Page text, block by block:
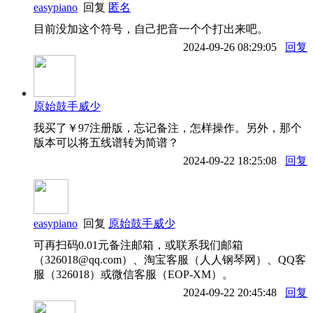
easypiano 回复 匿名
目前没加这个符号，自己把音一个个打出来吧。
2024-09-26 08:29:05
回复
原始鼓手威少
我买了￥97注册版，忘记备注，怎样操作。另外，那个
版本可以将五线谱转为简谱？
2024-09-22 18:25:08
回复
easypiano 回复 原始鼓手威少
可再扫码0.01元备注邮箱，或联系我们邮箱
（326018@qq.com）、淘宝客服（人人钢琴网）、QQ客
服（326018）或微信客服（EOP-XM）。
2024-09-22 20:45:48
回复